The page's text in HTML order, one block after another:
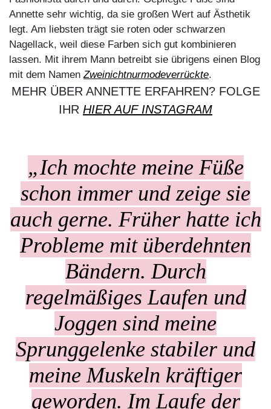
Annette sehr wichtig, da sie großen Wert auf Ästhetik
legt. Am liebsten trägt sie roten oder schwarzen
Nagellack, weil diese Farben sich gut kombinieren
lassen. Mit ihrem Mann betreibt sie übrigens einen Blog
mit dem NamenZweinichtnurmodeverrückte.
MEHR ÜBER ANNETTE ERFAHREN? FOLGE
IHR HIER AUF INSTAGRAM
„Ich mochte meine Füße
schon immer und zeige sie
auch gerne. Früher hatte ich
Probleme mit überdehnten
Bändern. Durch
regelmäßiges Laufen und
Joggen sind meine
Sprunggelenke stabiler und
meine Muskeln kräftiger
geworden. Im Laufe der